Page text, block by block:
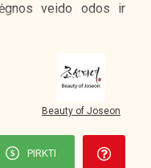
veido odos ir
Beauty of Joseon
PIRKTI